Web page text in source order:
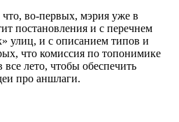
что, во-первых, мэрия уже в
постановления и с перечнем
улиц, и с описанием типов и
что комиссия по топонимике
все лето, чтобы обеспечить
про аншлаги.